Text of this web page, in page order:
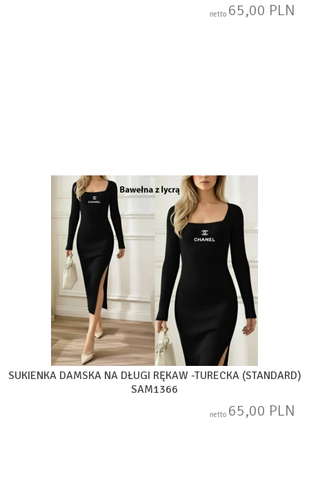
netto 65,00 PLN
SUKIENKA DAMSKA NA DŁUGI RĘKAW -TURECKA (STANDARD)
SAM1366
netto 65,00 PLN